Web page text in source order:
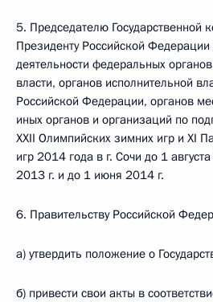
5. Председателю Государственной
Президенту Российской
деятельности федеральных
власти, органов исполнительной
Российской Федерации, органов
иных органов и организаций по
XXII Олимпийских зимних игр и XI
игр 2014 года в г. Сочи до 1
2013 г. и до 1 июня 2014 г.
6. Правительству Российской
а) утвердить положение о
б) привести свои акты в